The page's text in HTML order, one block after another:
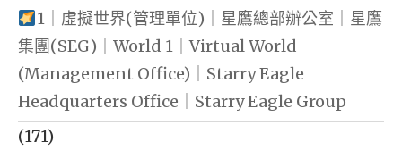
1｜虛擬世界(管理單位)｜星鷹總部辦公室｜星鷹
集團(SEG)｜World 1｜Virtual World
(Management Office)｜Starry Eagle
Headquarters Office｜Starry Eagle Group
(171)